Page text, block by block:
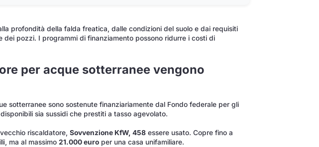
profondità della falda freatica, dalle condizioni del suolo e dai requisiti
dei pozzi. I programmi di finanziamento possono ridurre i costi di
per acque sotterranee vengono
sotterranee sono sostenute finanziariamente dal Fondo federale per gli
sia sussidi che prestiti a tasso agevolato.
riscaldatore, Sovvenzione KfW, 458essere usato. Copre fino a
, ma al massimo 21.000 europer una casa unifamiliare.